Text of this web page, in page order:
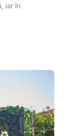
iar în